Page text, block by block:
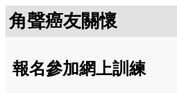
角聲癌友關懷
報名參加網上訓練